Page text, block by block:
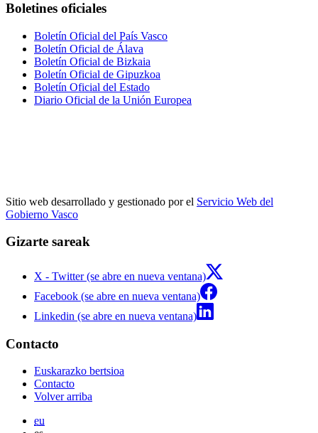
Boletines oficiales
Boletín Oficial del País Vasco
Boletín Oficial de Álava
Boletín Oficial de Bizkaia
Boletín Oficial de Gipuzkoa
Boletín Oficial del Estado
Diario Oficial de la Unión Europea
Sitio web desarrollado y gestionado por el Servicio Web del
Gobierno Vasco
Gizarte sareak
X - Twitter (se abre en nueva ventana)
Facebook (se abre en nueva ventana)
Linkedin (se abre en nueva ventana)
Contacto
Euskarazko bertsioa
Contacto
Volver arriba
eu